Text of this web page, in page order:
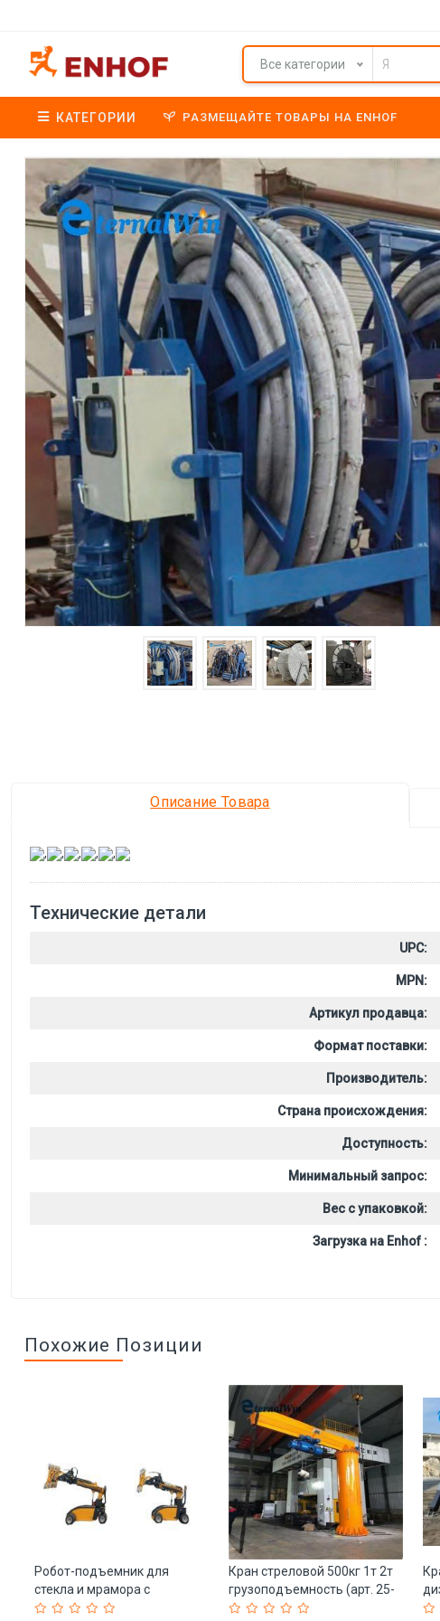
Все категории
КАТЕГОРИИ РАЗМЕЩАЙТЕ ТОВАРЫ НА ENHOF
Описание Товара
, , , , ,
Технические детали
UPC:
MPN:
Артикул продавца:
Формат поставки:
Производитель:
Страна происхождения:
Доступность:
Минимальный запрос:
Вес с упаковкой:
Загрузка на Enhof :
Похожие Позиции
Робот-подъемник для
стекла и мрамора с
вакуумными присосками
Кран стреловой 500кг 1т 2т
грузоподъемность (арт. 25-
19081421)